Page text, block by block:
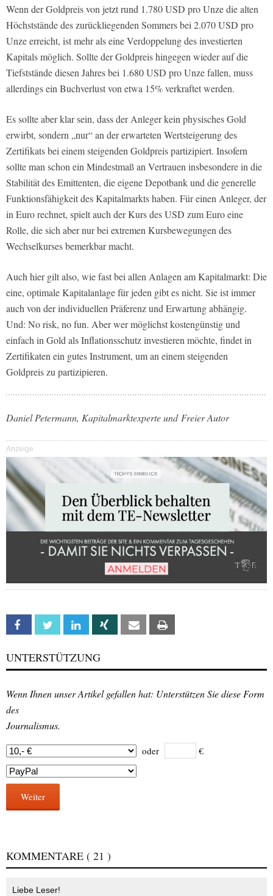
Wenn der Goldpreis von jetzt rund 1.780 USD pro Unze die alten
Höchststände des zurückliegenden Sommers bei 2.070 USD pro
Unze erreicht, ist mehr als eine Verdoppelung des investierten
Kapitals möglich. Sollte der Goldpreis hingegen wieder auf die
Tiefststände diesen Jahres bei 1.680 USD pro Unze fallen, muss
allerdings ein Buchverlust von etwa 15% verkraftet werden.
Es sollte aber klar sein, dass der Anleger kein physisches Gold
erwirbt, sondern „nur“ an der erwarteten Wertsteigerung des
Zertifikats bei einem steigenden Goldpreis partizipiert. Insofern
sollte man schon ein Mindestmaß an Vertrauen insbesondere in die
Stabilität des Emittenten, die eigene Depotbank und die generelle
Funktionsfähigkeit des Kapitalmarkts haben. Für einen Anleger, der
in Euro rechnet, spielt auch der Kurs des USD zum Euro eine
Rolle, die sich aber nur bei extremen Kursbewegungen des
Wechselkurses bemerkbar macht.
Auch hier gilt also, wie fast bei allen Anlagen am Kapitalmarkt: Die
eine, optimale Kapitalanlage für jeden gibt es nicht. Sie ist immer
auch von der individuellen Präferenz und Erwartung abhängig.
Und: No risk, no fun. Aber wer möglichst kostengünstig und
einfach in Gold als Inflationsschutz investieren möchte, findet in
Zertifikaten ein gutes Instrument, um an einem steigenden
Goldpreis zu partizipieren.
Daniel Petermann, Kapitalmarktexperte und Freier Autor
Anzeige
Facebook Twitter Linkedin Xing Email
UNTERSTÜTZUNG
Wenn Ihnen unser Artikel gefallen hat: Unterstützen Sie diese Form
des
Journalismus.
oder €
Weiter
KOMMENTARE ( 21 )
Liebe Leser!